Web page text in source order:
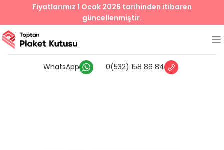
WhatsApp 0(532) 158 86 84
Fiyatlarımız 1 Ocak 2026 tarihinden itibaren
güncellenmiştir.